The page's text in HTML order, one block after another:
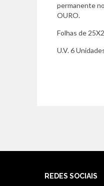
permanente
OURO.
Folhas de
U.V. 6
REDES SOCIAIS